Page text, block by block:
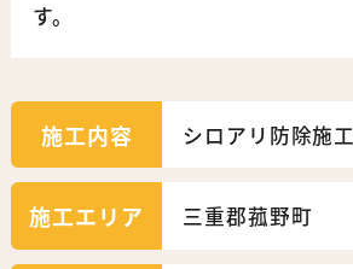
す。
施工内容 シロアリ防除施工
施工エリア 三重郡菰野町